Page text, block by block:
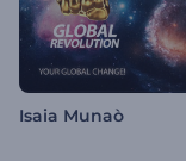
Isaia Munaò